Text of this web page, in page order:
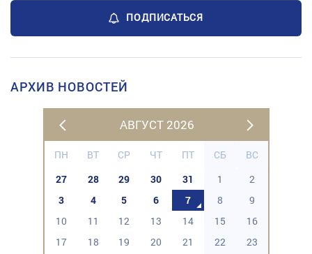
ПОДПИСАТЬСЯ
АРХИВ НОВОСТЕЙ
АВГУСТ 2026
ПН ВТ СР ЧТ ПТ СБ
ВС
27
28 29 30 31 1
2
3
4 5 6 7 8
9
10
11 12 13 14 15
16
17
18 19 20 21 22
23